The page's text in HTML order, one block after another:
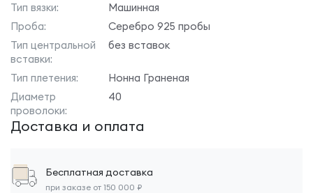
Тип вязки:
Машинная
Проба:
Серебро 925 пробы
Тип центральной
вставки:
без вставок
Тип плетения:
Нонна Граненая
Диаметр
проволоки:
40
Доставка и оплата
Бесплатная доставка
при заказе от 150 000 ₽